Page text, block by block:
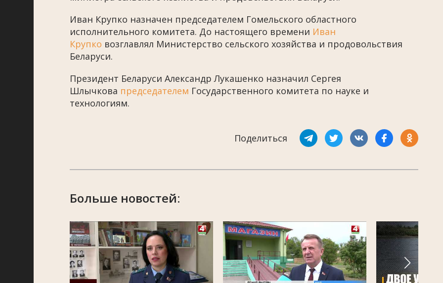
Иван Крупко назначен председателем Гомельского областного
исполнительного комитета. До настоящего времени Иван
Крупко возглавлял Министерство сельского хозяйства и продовольствия
Беларуси.
Президент Беларуси Александр Лукашенко назначил Сергея
Шлычкова председателем Государственного комитета по науке и
технологиям.
Поделиться
Больше новостей: